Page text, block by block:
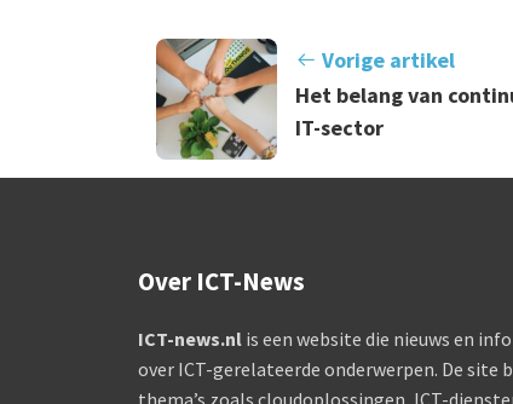
Vorige artikel
Het belang van
IT-sector
Over ICT-News
ICT-news.nl is een website die nieuws en
over ICT-gerelateerde onderwerpen. De site
thema’s zoals cloudoplossingen, ICT-